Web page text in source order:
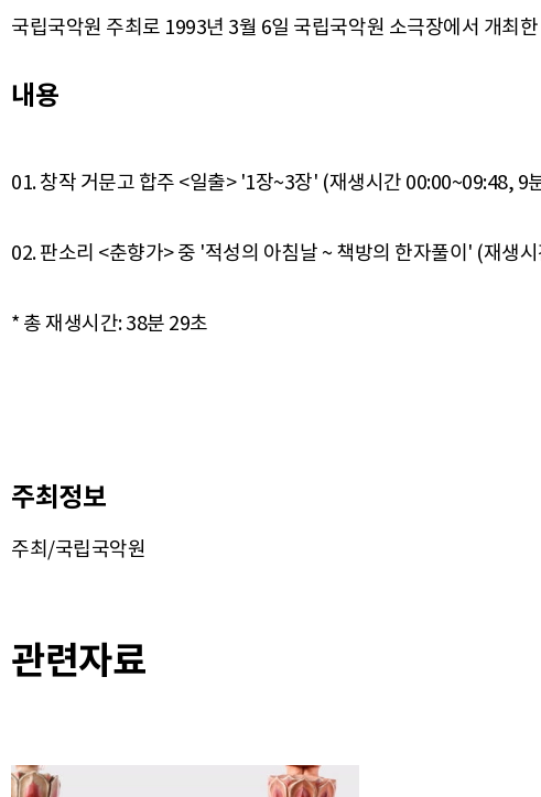
국립국악원 주최로 1993년 3월 6일 국립국악원 소극장에서 개최
내용
01. 창작 거문고 합주 <일출> '1장~3장' (재생시간 00:00~09:48, 9
02. 판소리 <춘향가> 중 '적성의 아침날 ~ 책방의 한자풀이' (재생
주최정보
주최/국립국악원
관련자료